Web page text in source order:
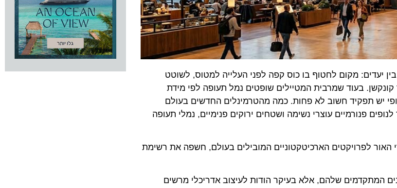
מקום לחטוף בו כוס קפה לפני העלייה למטוס, לשוטט
בעוד שמרבית המטיילים שופטים נמל תעופה לפי מידת
יש תפקיד חשוב לא פחות. כמה מהטרמינלים החדשים בעולם
פנורמיים עוצרי נשימה ושטחים ירוקים פנימיים, נמלי תעופה
לפרויקטים הארכיטקטוניים המובילים בעולם, חשפה את רשימת
שלהם, אלא בעיקר הודות לעיצוב אדריכלי מרשים